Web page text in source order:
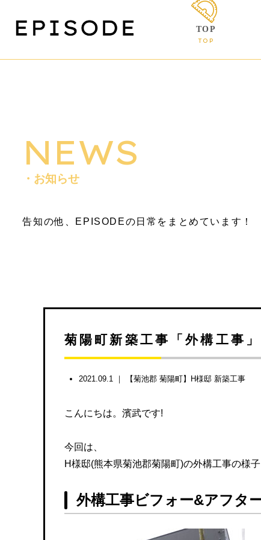
TOP
TOP
NEWS
・お知らせ
告知の他、EPISODEの日常をまとめています！
菊陽町新築工事「外構工事
2021.09.1 ｜ 【菊池郡 菊陽町】H様邸 新築工事
こんにちは。濱武です!
今回は、
H様邸(熊本県菊池郡菊陽町)の外構工事の様
外構工事ビフォー&アフタ